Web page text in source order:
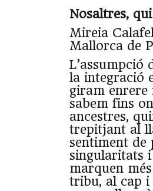
Nosaltres, qui
Mireia
Mallorca de
L’assumpció
la integració
giram enrere
sabem fins
ancestres,
trepitjant al
sentiment de
singularitats
marquen
tribu, al cap i